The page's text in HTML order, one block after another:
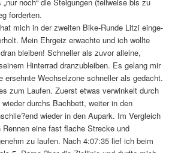
forderten.
mich in der zweiten Bike-Runde Litzi einge-
Mein Ehrgeiz erwachte und ich wollte
bleiben! Schneller als zuvor alleine,
Hinterrad dranzubleiben. Es gelang mir
ersehnte Wechselzone schneller als gedacht.
zum Laufen. Zuerst etwas verwinkelt durch
durchs Bachbett, weiter in den
wieder in den Aupark. Im Vergleich
Rennen eine fast flache Strecke und
zu laufen. Nach 4:07:35 lief ich beim